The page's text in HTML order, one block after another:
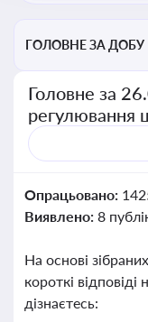
ГОЛОВНЕ ЗА ДОБУ
Головне за
регулювання
Опрацьовано:
Виявлено: 8
На основі
короткі
дізнаєтесь: